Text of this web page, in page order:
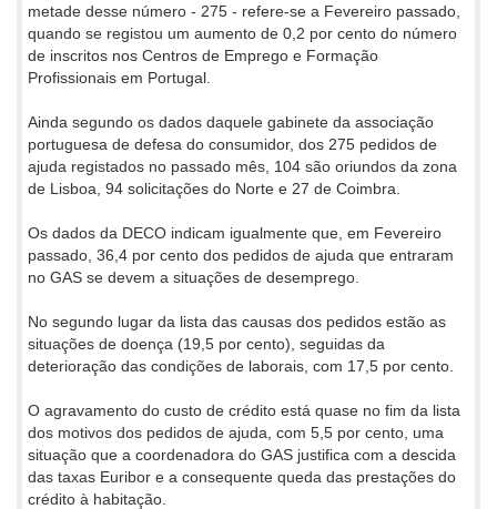
metade desse número - 275 - refere-se a Fevereiro passado,
quando se registou um aumento de 0,2 por cento do número
de inscritos nos Centros de Emprego e Formação
Profissionais em Portugal.
Ainda segundo os dados daquele gabinete da associação
portuguesa de defesa do consumidor, dos 275 pedidos de
ajuda registados no passado mês, 104 são oriundos da zona
de Lisboa, 94 solicitações do Norte e 27 de Coimbra.
Os dados da DECO indicam igualmente que, em Fevereiro
passado, 36,4 por cento dos pedidos de ajuda que entraram
no GAS se devem a situações de desemprego.
No segundo lugar da lista das causas dos pedidos estão as
situações de doença (19,5 por cento), seguidas da
deterioração das condições de laborais, com 17,5 por cento.
O agravamento do custo de crédito está quase no fim da lista
dos motivos dos pedidos de ajuda, com 5,5 por cento, uma
situação que a coordenadora do GAS justifica com a descida
das taxas Euribor e a consequente queda das prestações do
crédito à habitação.